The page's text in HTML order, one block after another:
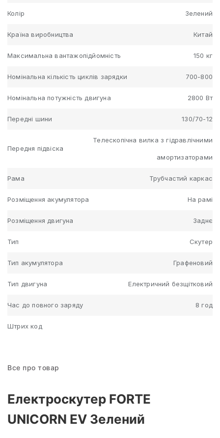
Колір Зелений
Країна виробництва Китай
Максимальна вантажопідйомність 150 кг
Номінальна кількість циклів зарядки 700-800
Номінальна потужність двигуна 2800 Вт
Передні шини 130/70-12
Передня підвіска
Телескопічна вилка з гідравлічними
амортизаторами
Рама Трубчастий каркас
Розміщення акумулятора На рамі
Розміщення двигуна Заднє
Тип Скутер
Тип акумулятора Графеновий
Тип двигуна Електричний безщітковий
Час до повного заряду 8 год
Штрих код
Все про товар
Електроскутер FORTE
UNICORN EV Зелений